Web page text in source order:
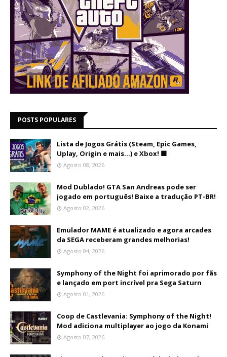
POSTS POPULARES
Lista de Jogos Grátis (Steam, Epic Games,
Uplay, Origin e mais...) e Xbox! 🟩
Agosto 08, 2026
Mod Dublado! GTA San Andreas pode ser
jogado em português! Baixe a tradução PT-BR!
Agosto 02, 2026
Emulador MAME é atualizado e agora arcades
da SEGA receberam grandes melhorias!
Agosto 04, 2026
Symphony of the Night foi aprimorado por fãs
e lançado em port incrível pra Sega Saturn
Agosto 01, 2026
Coop de Castlevania: Symphony of the Night!
Mod adiciona multiplayer ao jogo da Konami
Agosto 07, 2026